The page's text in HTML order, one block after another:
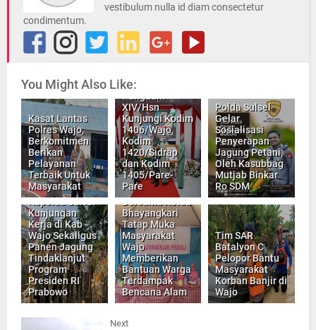
vestibulum nulla id diam consectetur
condimentum.
You Might Also Like:
Kasat Lantas
Polres Wajo,
Berkomitmen
Berikan
Pelayanan
Terbaik Untuk
Masyarakat
XIV/Hsn
Kunjungi Kodim
1406/Wajo,
Kodim
1420/Sidrap
dan Kodim
1405/Pare-
Pare
Polda Sulsel
Gelar
Sosialisasi
Penyerapan
Jagung Petani,
Oleh Kasubbag
Mutjab Binkar
Ro SDM
Kunjungan
Kerja di Kab
Wajo Sekaligus
Panen Jagung
Tindaklanjut
Program
Presiden RI
Prabowo
Kaoolda Sulsel,
Bhayangkari
Tatap Muka
Masyarakat
Wajo
Memberikan
Bantuan Warga
Terdampak
Bencana Alam
Tim SAR
Batalyon C
Pelopor Bantu
Masyarakat
Korban Banjir di
Wajo
Next